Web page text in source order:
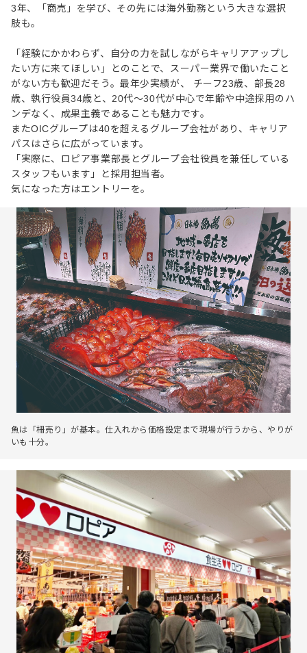
3年、「商売」を学び、その先には海外勤務という大きな選択
肢も。
「経験にかかわらず、自分の力を試しながらキャリアアップし
たい方に来てほしい」とのことで、スーパー業界で働いたこと
がない方も歓迎だそう。最年少実績が、 チーフ23歳、部長28
歳、執行役員34歳と、20代〜30代が中心で年齢や中途採用のハ
ンデなく、成果主義であることも魅力です。
またOICグループは40を超えるグループ会社があり、キャリア
パスはさらに広がっています。
「実際に、ロピア事業部長とグループ会社役員を兼任している
スタッフもいます」と採用担当者。
気になった方はエントリーを。
魚は「柵売り」が基本。仕入れから価格設定まで現場が行うから、やりが
いも十分。